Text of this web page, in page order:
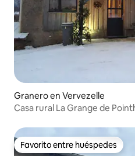
Granero en Vervezelle
Casa rural La Grange de
Favorito entre huéspedes
Favorito entre huéspedes